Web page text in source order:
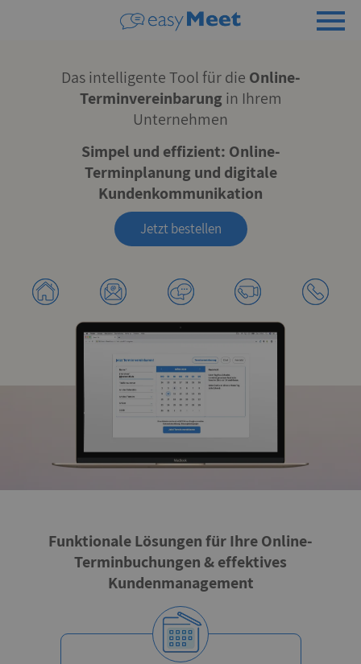
Das intelligente Tool für die Online-
Terminvereinbarung in Ihrem
Unternehmen
Simpel und effizient: Online-
Terminplanung und digitale
Kundenkommunikation
Jetzt bestellen
Funktionale Lösungen für Ihre Online-
Terminbuchungen & effektives
Kundenmanagement